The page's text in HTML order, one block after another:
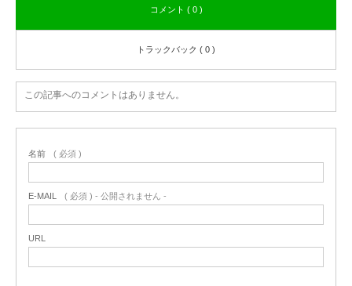
コメント ( 0 )
トラックバック ( 0 )
この記事へのコメントはありません。
名前 ( 必須 )
E-MAIL ( 必須 ) - 公開されません -
URL